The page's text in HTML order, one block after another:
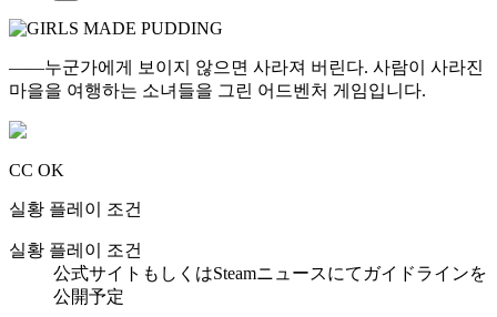
――누군가에게 보이지 않으면 사라져 버린다. 사람이 사라진
마을을 여행하는 소녀들을 그린 어드벤처 게임입니다.
CC OK
실황 플레이 조건
실황 플레이 조건
公式サイトもしくはSteamニュースにてガイドラインを
公開予定